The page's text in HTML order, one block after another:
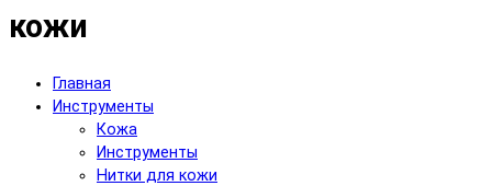
кожи
Главная
Инструменты
Кожа
Инструменты
Нитки для кожи